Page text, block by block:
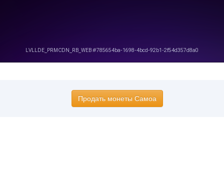
Продать монеты Самоа